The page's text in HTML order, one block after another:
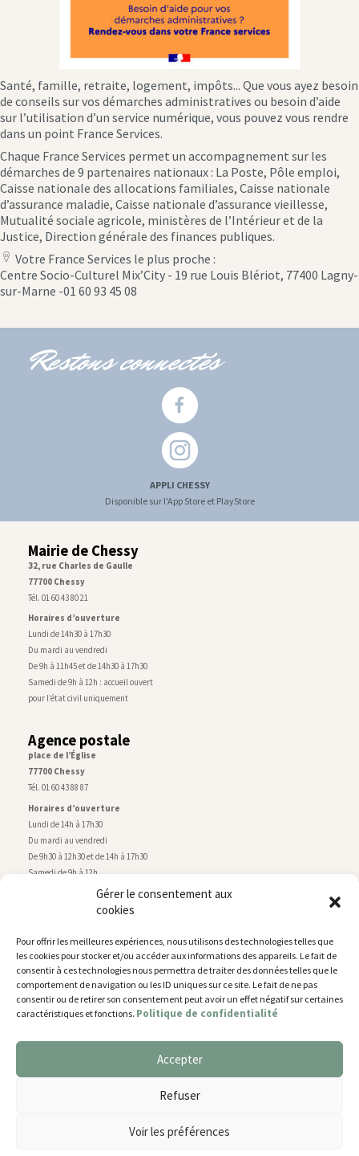
Gérer le consentement aux
cookies
Pour offrir les meilleures expériences, nous utilisons des technologies telles que
les cookies pour stocker et/ou accéder aux informations des appareils. Le fait de
consentir à ces technologies nous permettra de traiter des données telles que le
comportement de navigation ou les ID uniques sur ce site. Le fait de ne pas
consentir ou de retirer son consentement peut avoir un effet négatif sur certaines
caractéristiques et fonctions. Politique de confidentialité
Accepter
Refuser
Voir les préférences
Santé, famille, retraite, logement, impôts... Que vous ayez besoin
de conseils sur vos démarches administratives ou besoin d’aide
sur l’utilisation d’un service numérique, vous pouvez vous rendre
dans un point France Services.
Chaque France Services permet un accompagnement sur les
démarches de 9 partenaires nationaux : La Poste, Pôle emploi,
Caisse nationale des allocations familiales, Caisse nationale
d’assurance maladie, Caisse nationale d’assurance vieillesse,
Mutualité sociale agricole, ministères de l’Intérieur et de la
Justice, Direction générale des finances publiques.
location
icon
Votre France Services le plus proche :
Centre Socio-Culturel Mix’City - 19 rue Louis Blériot, 77400 Lagny-
sur-Marne -01 60 93 45 08
Restons connectés
APPLI CHESSY
Disponible sur l'App Store et PlayStore
Mairie de Chessy
32, rue Charles de Gaulle
77700 Chessy
Tél. 01 60 43 80 21
Horaires d’ouverture
Lundi de 14h30 à 17h30
Du mardi au vendredi
De 9h à 11h45 et de 14h30 à 17h30
Samedi de 9h à 12h : accueil ouvert
pour l’état civil uniquement
Agence postale
place de l’Église
77700 Chessy
Tél. 01 60 43 88 87
Horaires d’ouverture
Lundi de 14h à 17h30
Du mardi au vendredi
De 9h30 à 12h30 et de 14h à 17h30
Samedi de 9h à 12h
Service technique
rue de Montry–77700 Chessy
Tél. 01 60 43 52 63
Horaires d’ouverture
Lundi, mardi et jeudi
De 9h à 11h45 et de 14h30 à 17h30
Gestion des cookies
Nous utilisons des cookies pour vous offrir la meilleure
You can find out more about which cookies we are using or